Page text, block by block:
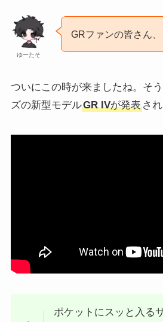
ゆーたそ
GRファンの皆さん、
ついにこの時が来ましたね。そ
ズの新型モデルGR IVが発表さ
ポケットにスッと入る